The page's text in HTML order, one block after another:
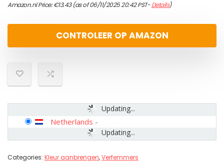
Amazon.nl Price:€13.43(as of 06/11/2025 20:42 PST-Details)
CONTROLEER OP AMAZON
Updating...
Updating...
Netherlands -
Categories: Kleur aanbrengen,Verfemmers